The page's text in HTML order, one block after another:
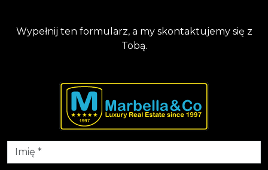
Wypełnij ten formularz, a my skontaktujemy się z
Tobą.